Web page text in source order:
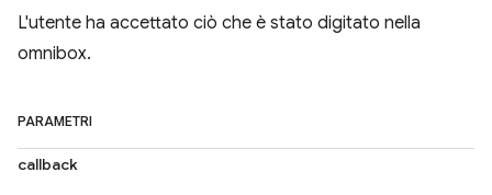
L'utente ha accettato ciò che è stato digitato nella
omnibox.
PARAMETRI
callback